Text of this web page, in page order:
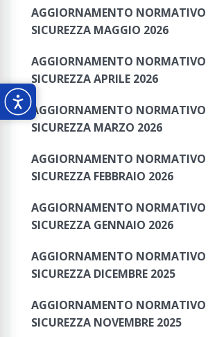
AGGIORNAMENTO NORMATIVO
SICUREZZA MAGGIO 2026
AGGIORNAMENTO NORMATIVO
SICUREZZA APRILE 2026
AGGIORNAMENTO NORMATIVO
SICUREZZA MARZO 2026
AGGIORNAMENTO NORMATIVO
SICUREZZA FEBBRAIO 2026
AGGIORNAMENTO NORMATIVO
SICUREZZA GENNAIO 2026
AGGIORNAMENTO NORMATIVO
SICUREZZA DICEMBRE 2025
AGGIORNAMENTO NORMATIVO
SICUREZZA NOVEMBRE 2025